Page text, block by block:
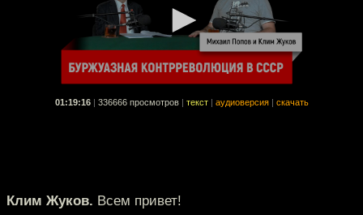
01:19:16 336666 просмотров текст аудиоверсия скачать
Клим Жуков. Всем привет!